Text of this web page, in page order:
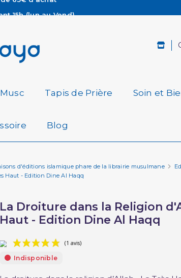
notre FAQ
65€ d'achat*
Tapis de Prière Soin et
Blog
d'éditions islamique phare de la librairie musulmane
Haut - Edition Dine Al Haqq
La Droiture dans la Religion
Haut - Edition Dine Al Haqq
Indisponible